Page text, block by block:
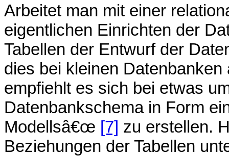
Arbeitet man mit einer
eigentlichen Einrichten der
Tabellen der Entwurf der
dies bei kleinen
empfiehlt es sich bei etwas
Datenbankschema in Form
Modellsâ€œ [7] zu erstellen.
Beziehungen der Tabellen